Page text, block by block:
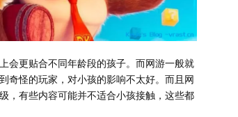
会更贴合不同年龄段的孩子。而网游一般就
奇怪的玩家，对小孩的影响不太好。而且网
，有些内容可能并不适合小孩接触，这些都